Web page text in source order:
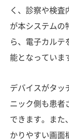
く、診察や検査
が本システムの
ら、電子カルテ
能となっていま
デバイスがタッ
ニック側も患者
できます。また
かりやすい画面